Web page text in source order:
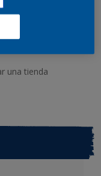
una tienda